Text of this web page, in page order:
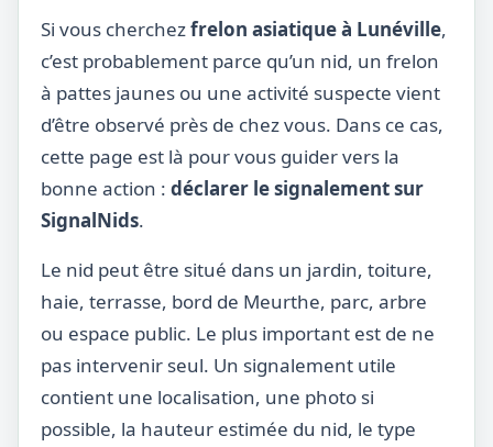
Si vous cherchezfrelon asiatique à Lunéville,
c’est probablement parce qu’un nid, un frelon
à pattes jaunes ou une activité suspecte vient
d’être observé près de chez vous. Dans ce cas,
cette page est là pour vous guider vers la
bonne action : déclarer le signalement sur
SignalNids.
Le nid peut être situé dans un jardin, toiture,
haie, terrasse, bord de Meurthe, parc, arbre
ou espace public. Le plus important est de ne
pas intervenir seul. Un signalement utile
contient une localisation, une photo si
possible, la hauteur estimée du nid, le type